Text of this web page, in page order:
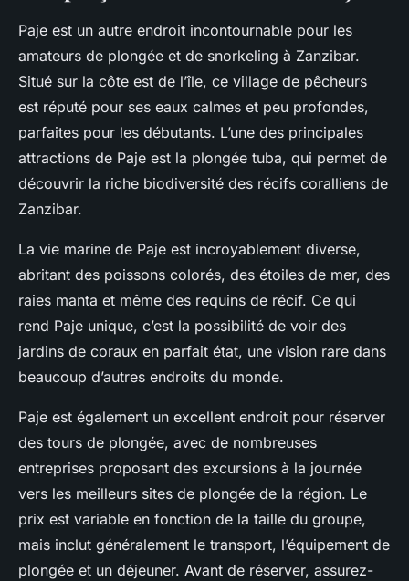
Paje est un autre endroit incontournable pour les
amateurs de plongée et de snorkeling à Zanzibar.
Situé sur la côte est de l’île, ce village de pêcheurs
est réputé pour ses eaux calmes et peu profondes,
parfaites pour les débutants. L’une des principales
attractions de Paje est la plongée tuba, qui permet de
découvrir la riche biodiversité des récifs coralliens de
Zanzibar.
La vie marine de Paje est incroyablement diverse,
abritant des poissons colorés, des étoiles de mer, des
raies manta et même des requins de récif. Ce qui
rend Paje unique, c’est la possibilité de voir des
jardins de coraux en parfait état, une vision rare dans
beaucoup d’autres endroits du monde.
Paje est également un excellent endroit pour réserver
des tours de plongée, avec de nombreuses
entreprises proposant des excursions à la journée
vers les meilleurs sites de plongée de la région. Le
prix est variable en fonction de la taille du groupe,
mais inclut généralement le transport, l’équipement de
plongée et un déjeuner. Avant de réserver, assurez-